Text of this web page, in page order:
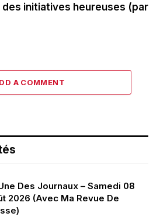
des initiatives heureuses (par
A COMMENT
Des Journaux – Samedi 08
2026 (Avec Ma Revue De